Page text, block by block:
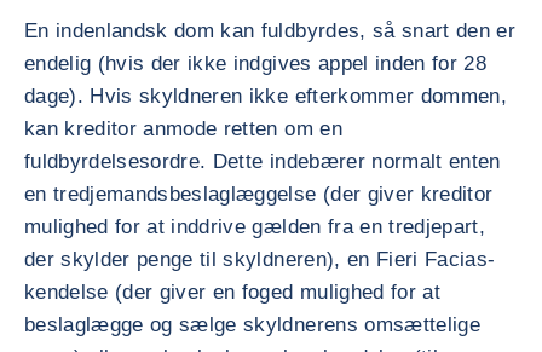
En indenlandsk dom kan fuldbyrdes, så snart den er
endelig (hvis der ikke indgives appel inden for 28
dage). Hvis skyldneren ikke efterkommer dommen,
kan kreditor anmode retten om en
fuldbyrdelsesordre. Dette indebærer normalt enten
en tredjemandsbeslaglæggelse (der giver kreditor
mulighed for at inddrive gælden fra en tredjepart,
der skylder penge til skyldneren), en Fieri Facias-
kendelse (der giver en foged mulighed for at
beslaglægge og sælge skyldnerens omsættelige